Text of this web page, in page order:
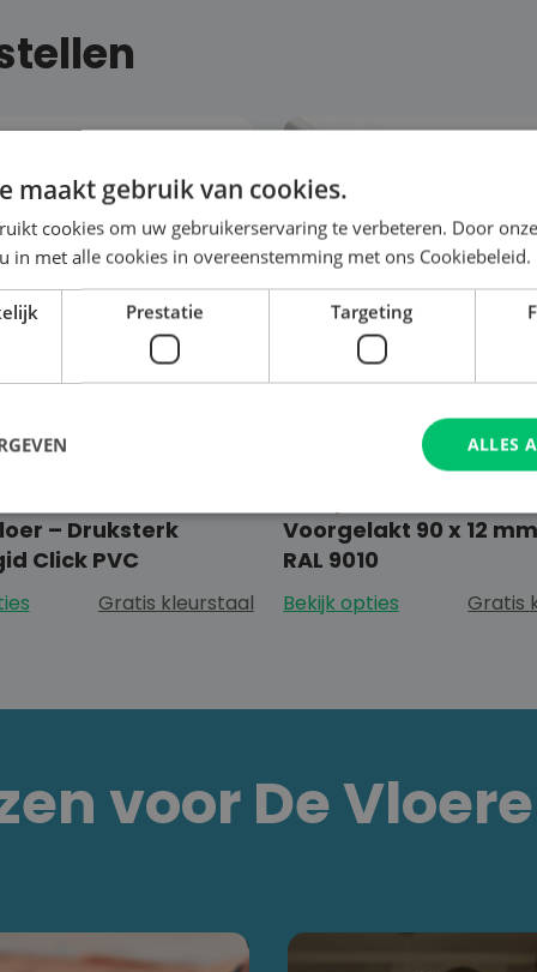
– Druksterk
Click PVC
Gratis kleurstaal
Voorgelakt 90 x 12
RAL 9010
Bekijk opties Gratis
voor De
maakt gebruik van cookies.
cookies om uw gebruikerservaring te verbeteren. Door
in met alle cookies in overeenstemming met ons Cookiebeleid.
Prestatie Targeting
ALLES